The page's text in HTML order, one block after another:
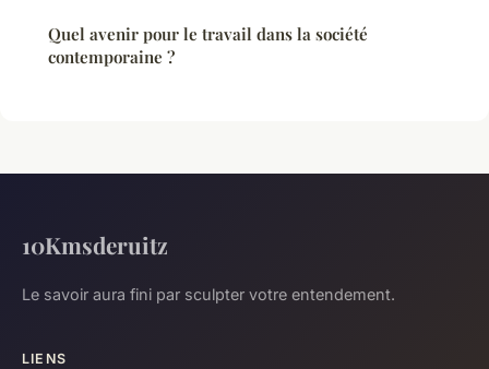
Quel avenir pour le travail dans la société
contemporaine ?
10Kmsderuitz
Le savoir aura fini par sculpter votre entendement.
LIENS